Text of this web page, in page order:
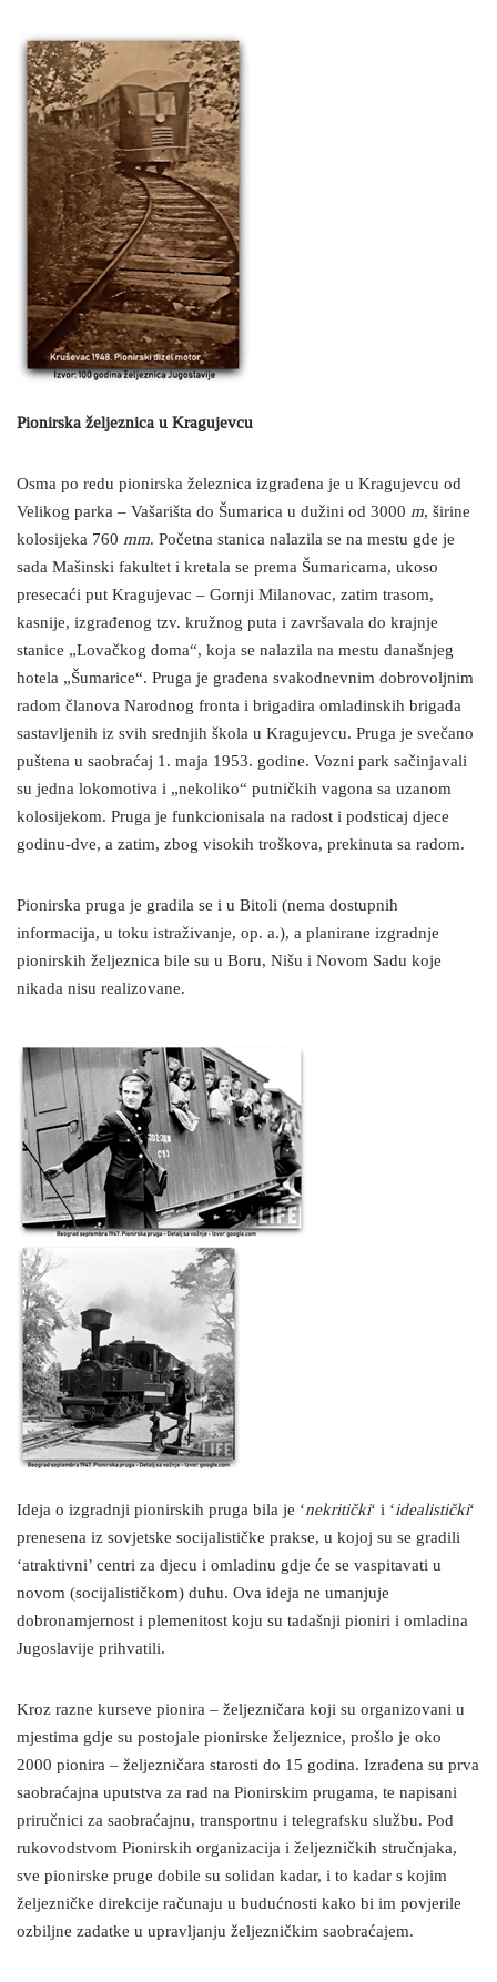
Pionirska željeznica u Kragujevcu
Osma po redu pionirska železnica izgrađena je u Kragujevcu od
Velikog parka – Vašarišta do Šumarica u dužini od 3000 m, širine
kolosijeka 760 mm. Početna stanica nalazila se na mestu gde je
sada Mašinski fakultet i kretala se prema Šumaricama, ukoso
presecaći put Kragujevac – Gornji Milanovac, zatim trasom,
kasnije, izgrađenog tzv. kružnog puta i završavala do krajnje
stanice „Lovačkog doma“, koja se nalazila na mestu današnjeg
hotela „Šumarice“. Pruga je građena svakodnevnim dobrovoljnim
radom članova Narodnog fronta i brigadira omladinskih brigada
sastavljenih iz svih srednjih škola u Kragujevcu. Pruga je svečano
puštena u saobraćaj 1. maja 1953. godine. Vozni park sačinjavali
su jedna lokomotiva i „nekoliko“ putničkih vagona sa uzanom
kolosijekom. Pruga je funkcionisala na radost i podsticaj djece
godinu-dve, a zatim, zbog visokih troškova, prekinuta sa radom.
Pionirska pruga je gradila se i u Bitoli (nema dostupnih
informacija, u toku istraživanje, op. a.), a planirane izgradnje
pionirskih željeznica bile su u Boru, Nišu i Novom Sadu koje
nikada nisu realizovane.
Ideja o izgradnji pionirskih pruga bila je ‘nekritički‘ i ‘idealistički‘
prenesena iz sovjetske socijalističke prakse, u kojoj su se gradili
‘atraktivni’ centri za djecu i omladinu gdje će se vaspitavati u
novom (socijalističkom) duhu. Ova ideja ne umanjuje
dobronamjernost i plemenitost koju su tadašnji pioniri i omladina
Jugoslavije prihvatili.
Kroz razne kurseve pionira – željezničara koji su organizovani u
mjestima gdje su postojale pionirske željeznice, prošlo je oko
2000 pionira – željezničara starosti do 15 godina. Izrađena su prva
saobraćajna uputstva za rad na Pionirskim prugama, te napisani
priručnici za saobraćajnu, transportnu i telegrafsku službu. Pod
rukovodstvom Pionirskih organizacija i željezničkih stručnjaka,
sve pionirske pruge dobile su solidan kadar, i to kadar s kojim
željezničke direkcije računaju u budućnosti kako bi im povjerile
ozbiljne zadatke u upravljanju željezničkim saobraćajem.